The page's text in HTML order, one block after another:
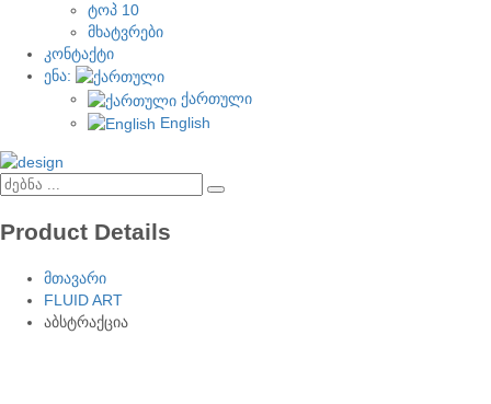
ტოპ 10
მხატვრები
კონტაქტი
ენა:
ქართული
English
Product Details
მთავარი
FLUID ART
აბსტრაქცია